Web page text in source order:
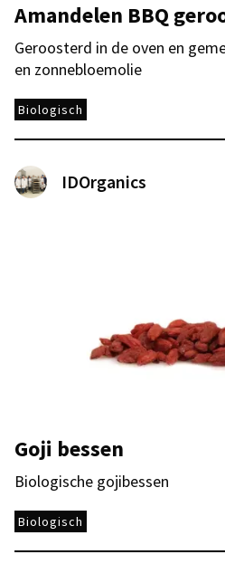
Amandelen BBQ
Geroosterd in de oven en
en zonnebloemolie
Biologisch
IDOrganics
Goji bessen
Biologische gojibessen
Biologisch